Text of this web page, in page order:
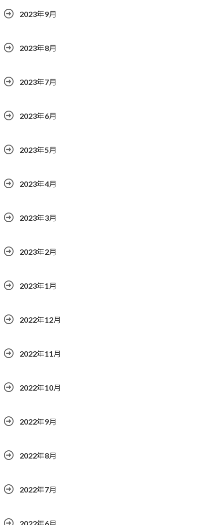
2023年9月
2023年8月
2023年7月
2023年6月
2023年5月
2023年4月
2023年3月
2023年2月
2023年1月
2022年12月
2022年11月
2022年10月
2022年9月
2022年8月
2022年7月